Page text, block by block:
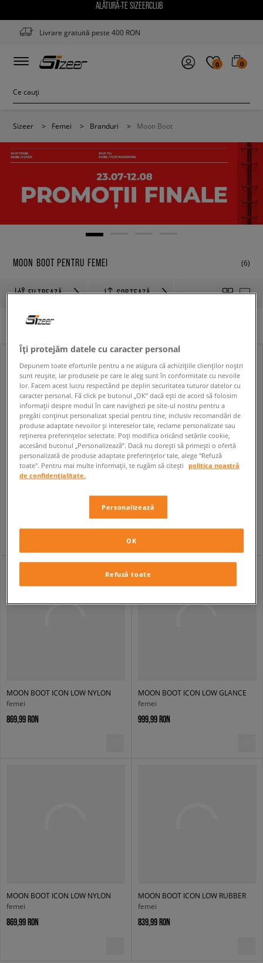
ALĂTURĂ-TE SIZEERCLUB
Livrare gratuită peste 400 RON
0 0
Sizeer > Femei > Branduri > Moon Boot
MOON BOOT PENTRU FEMEI (6)
FILTREAZĂ SORTEAZĂ
Niciun filtru selectat
online only
MOON BOOT ICON NYLON
- cel mai mic preț
754,99 RON
759,99 RON
MOON BOOT ICON LOW NYLON
femei
869,99 RON
MOON BOOT ICON LOW GLANCE
femei
999,99 RON
MOON BOOT ICON LOW NYLON
femei
869,99 RON
MOON BOOT ICON LOW RUBBER
femei
839,99 RON
Îți protejăm datele cu caracter personal
Depunem toate eforturile pentru a ne asigura că achizițiile clienților noștri
sunt reușite, iar produsele pe care le aleg sunt în conformitate cu nevoile
lor. Facem acest lucru respectând pe deplin securitatea tuturor datelor cu
caracter personal. Fă click pe butonul „OK” dacă ești de acord să folosim
informații despre modul în care navighezi pe site-ul nostru pentru a
pregăti conținut personalizat special pentru tine, inclusiv recomandări de
produse adaptate nevoilor și intereselor tale, reclame personalizate sau
reținerea preferințelor selectate. Poți modifica oricând setările cookie,
accesând butonul „Personalizează”. Dacă nu dorești să primești o ofertă
personalizată de produse adaptate preferințelor tale, alege "Refuză
toate". Pentru mai multe informații, te rugăm să citești
politica noastră
de confidențialitate.
Personalizează
Refuză toate
OK